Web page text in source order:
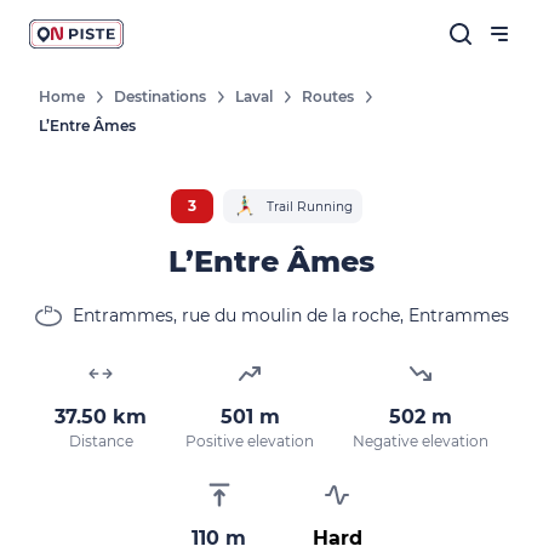
Home Destinations Laval
Routes
L’Entre Âmes
3 Trail Running
L’Entre Âmes
Entrammes, rue du moulin de la roche, Entrammes
37.50 km
Distance
501 m
Positive elevation
502 m
Negative elevation
110 m Hard